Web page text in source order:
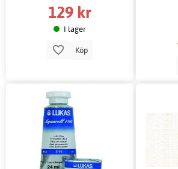
129 kr
I lager
Köp